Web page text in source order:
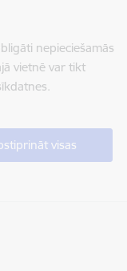
nepieciešamās
vietnē var tikt
visas